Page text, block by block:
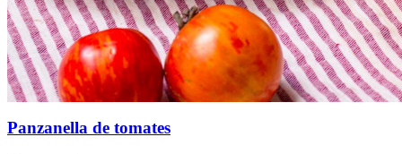
Panzanella de tomates